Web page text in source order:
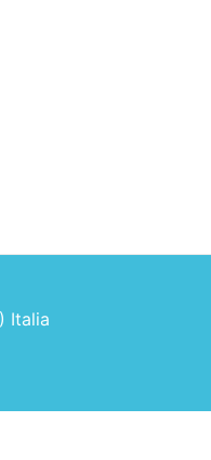
Italia